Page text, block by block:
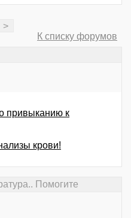
>
К списку форумов
привыканию к
крови!
Помогите